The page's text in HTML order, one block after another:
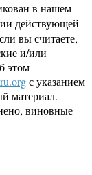
в нашем
действующей
вы считаете,
и/или
этом
с указанием
материал.
виновные